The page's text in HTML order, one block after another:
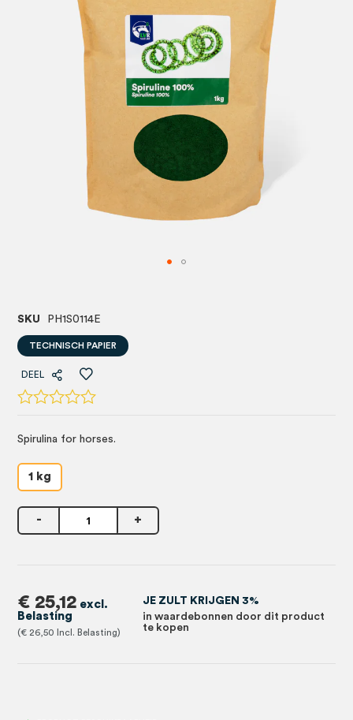
SKU PH1S0114E
TECHNISCH PAPIER
DEEL
Spirulina for horses.
1 kg
- +
€ 26,50
€ 25,12
JE ZULT KRIJGEN 3%
in waardebonnen door dit product
te kopen
afbeeldingen-